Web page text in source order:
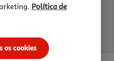
Política de
os cookies